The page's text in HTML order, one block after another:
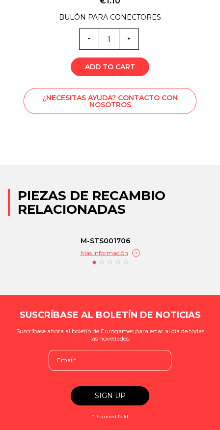
BULÓN PARA CONECTORES
Cantidad
de
6812
ADD TO CART
¿NECESITAS AYUDA? CONTACTO CON
NOSOTROS
PIEZAS DE RECAMBIO
RELACIONADAS
M-STS001706
Más información
SUSCRÍBASE AL BOLETÍN DE NOTICIAS
Suscríbase ahora al boletín de Eurogames para estar al día de todas
las novedades.
*Required field